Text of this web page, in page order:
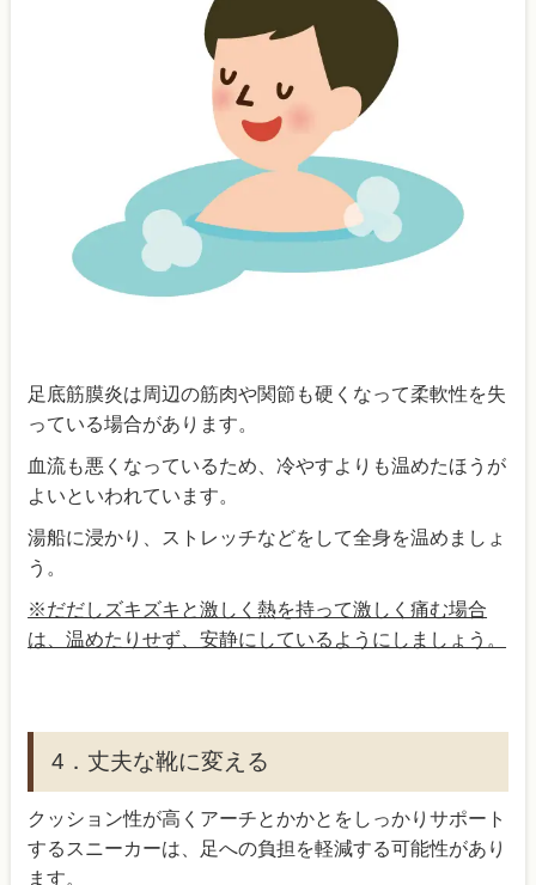
足底筋膜炎は周辺の筋肉や関節も硬くなって柔軟性を失
っている場合があります。
血流も悪くなっているため、冷やすよりも温めたほうが
よいといわれています。
湯船に浸かり、ストレッチなどをして全身を温めましょ
う。
※だだしズキズキと激しく熱を持って激しく痛む場合
は、温めたりせず、安静にしているようにしましょう。
4．丈夫な靴に変える
クッション性が高くアーチとかかとをしっかりサポート
するスニーカーは、足への負担を軽減する可能性があり
ます。